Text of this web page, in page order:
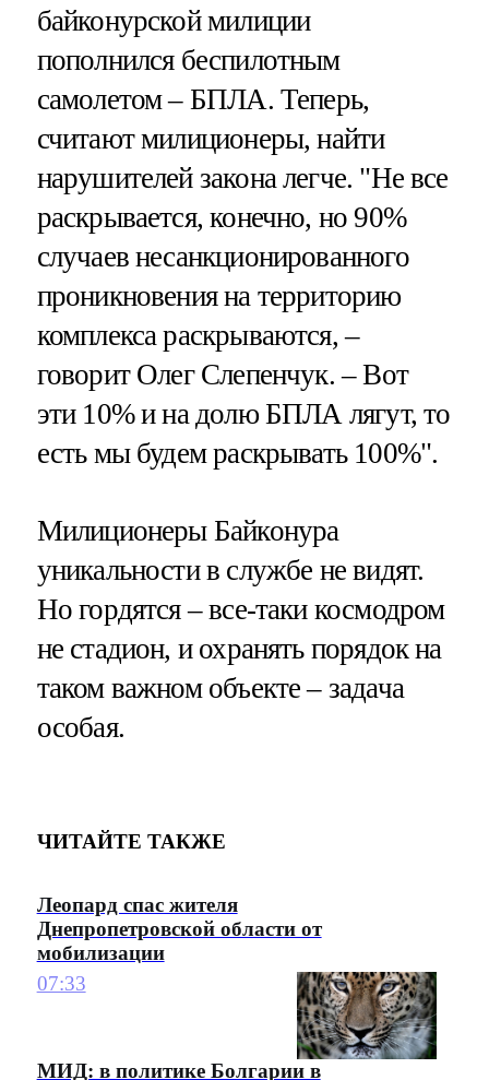
байконурской милиции
пополнился беспилотным
самолетом – БПЛА. Теперь,
считают милиционеры, найти
нарушителей закона легче. "Не все
раскрывается, конечно, но 90%
случаев несанкционированного
проникновения на территорию
комплекса раскрываются, –
говорит Олег Слепенчук. – Вот
эти 10% и на долю БПЛА лягут, то
есть мы будем раскрывать 100%".
Милиционеры Байконура
уникальности в службе не видят.
Но гордятся – все-таки космодром
не стадион, и охранять порядок на
таком важном объекте – задача
особая.
ЧИТАЙТЕ ТАКЖЕ
Леопард спас жителя
Днепропетровской области от
мобилизации
07:33
МИД: в политике Болгарии в